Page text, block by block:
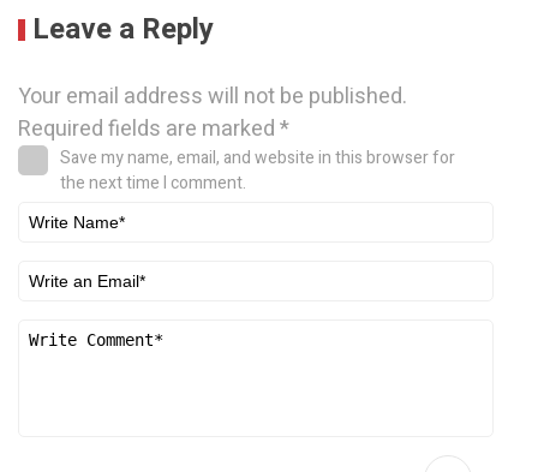
Leave a Reply
Your email address will not be published.
Required fields are marked*
Save my name, email, and website in this browser for
the next time I comment.